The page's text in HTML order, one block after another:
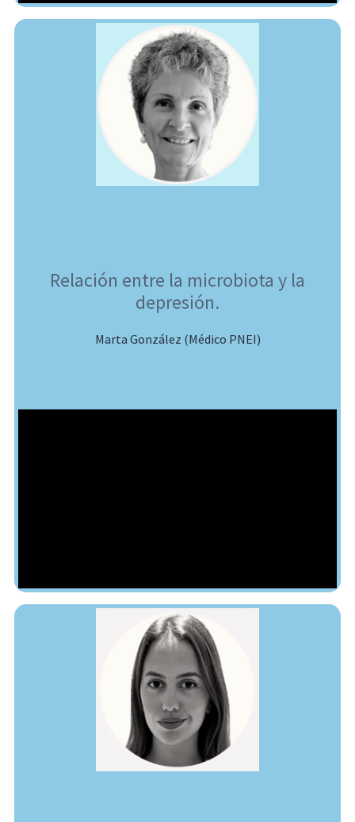
Relación entre la microbiota y la
depresión.
Marta González (Médico PNEI)